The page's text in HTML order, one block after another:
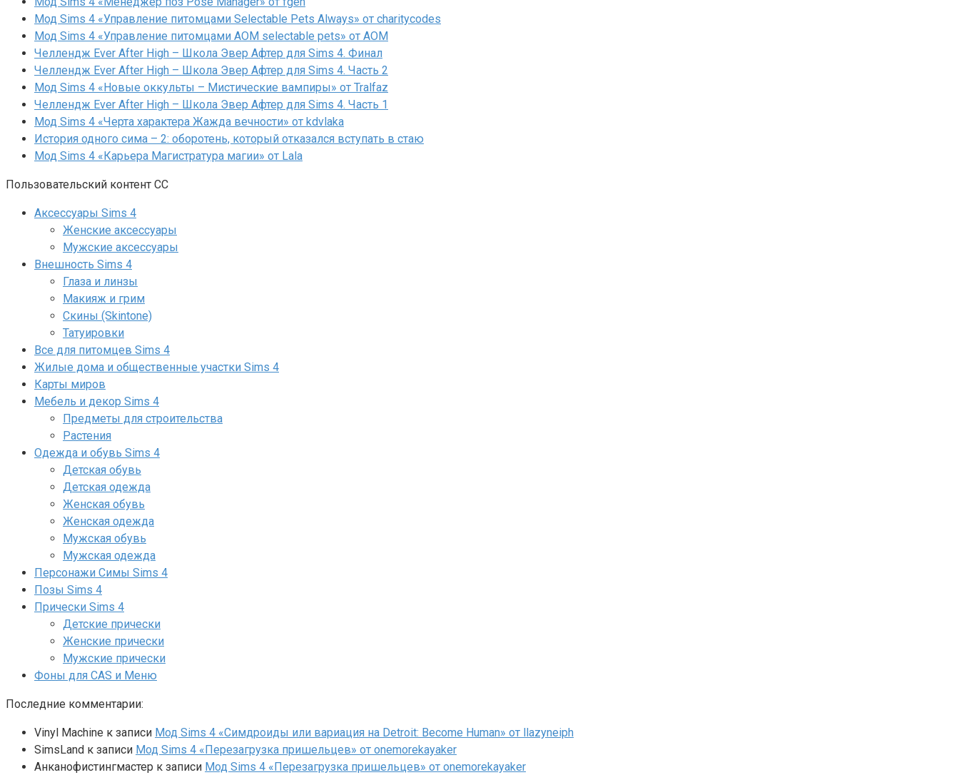
Мод Sims 4 «Управление питомцами Selectable Pets Always» от charitycodes
Мод Sims 4 «Управление питомцами AOM selectable pets» от AOM
Челлендж Ever After High – Школа Эвер Афтер для Sims 4. Финал
Челлендж Ever After High – Школа Эвер Афтер для Sims 4. Часть 2
Мод Sims 4 «Новые оккульты – Мистические вампиры» от Tralfaz
Челлендж Ever After High – Школа Эвер Афтер для Sims 4. Часть 1
Мод Sims 4 «Черта характера Жажда вечности» от kdvlaka
История одного сима – 2: оборотень, который отказался вступать в стаю
Мод Sims 4 «Карьера Магистратура магии» от Lala
Пользовательский контент СС
Аксессуары Sims 4
Женские аксессуары
Мужские аксессуары
Внешность Sims 4
Глаза и линзы
Макияж и грим
Скины (Skintone)
Татуировки
Все для питомцев Sims 4
Жилые дома и общественные участки Sims 4
Карты миров
Мебель и декор Sims 4
Предметы для строительства
Растения
Одежда и обувь Sims 4
Детская обувь
Детская одежда
Женская обувь
Женская одежда
Мужская обувь
Мужская одежда
Персонажи Симы Sims 4
Позы Sims 4
Прически Sims 4
Детские прически
Женские прически
Мужские прически
Фоны для CAS и Меню
Последние комментарии:
Vinyl Machine к записи Мод Sims 4 «Симдроиды или вариация на Detroit: Become Human» от llazyneiph
SimsLand к записи Мод Sims 4 «Перезагрузка пришельцев» от onemorekayaker
Анканофистингмастер к записи Мод Sims 4 «Перезагрузка пришельцев» от onemorekayaker